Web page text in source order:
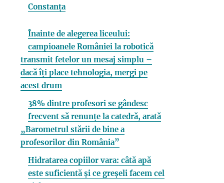
Constanța
Înainte de alegerea liceului:
campioanele României la robotică
transmit fetelor un mesaj simplu –
dacă îți place tehnologia, mergi pe
acest drum
38% dintre profesori se gândesc
frecvent să renunțe la catedră, arată
„Barometrul stării de bine a
profesorilor din România”
Hidratarea copiilor vara: câtă apă
este suficientă și ce greșeli facem cel